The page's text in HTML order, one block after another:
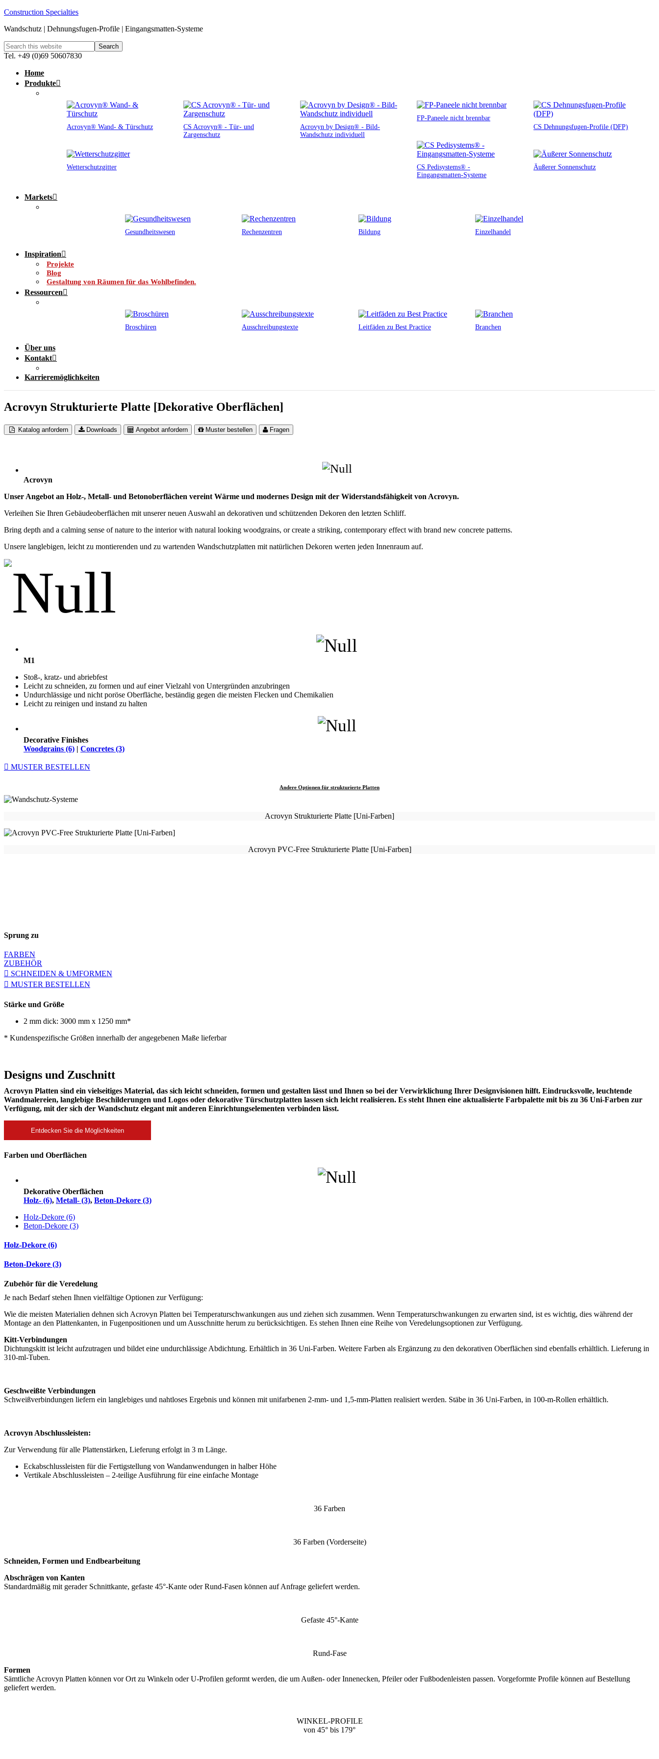
Construction Specialties
Wandschutz | Dehnungsfugen-Profile | Eingangsmatten-Systeme
Tel. +49 (0)69 50607830
Home
Produkte
Acrovyn® Wand- & Türschutz
CS Acrovyn® - Tür- und
Zargenschutz
Acrovyn by Design® - Bild-
Wandschutz individuell
FP-Paneele nicht brennbar
CS Dehnungsfugen-Profile (DFP)
CS Pedisystems® -
Eingangsmatten-Systeme
Wetterschutzgitter Äußerer Sonnenschutz
Markets
Gesundheitswesen Rechenzentren Bildung Einzelhandel
Inspiration
Projekte
Blog
Gestaltung von Räumen für das Wohlbefinden.
Ressourcen
Broschüren Ausschreibungstexte Leitfäden zu Best Practice Branchen
Über uns
Kontakt
Karrieremöglichkeiten
Acrovyn Strukturierte Platte [Dekorative Oberflächen]
Katalog anfordern Downloads Angebot anfordern Muster bestellen Fragen
Acrovyn
Unser Angebot an Holz-, Metall- und Betonoberflächen vereint Wärme und modernes Design mit der Widerstandsfähigkeit von Acrovyn.
Verleihen Sie Ihren Gebäudeoberflächen mit unserer neuen Auswahl an dekorativen und schützenden Dekoren den letzten Schliff.
Bring depth and a calming sense of nature to the interior with natural looking woodgrains, or create a striking, contemporary effect with brand new concrete patterns.
Unsere langlebigen, leicht zu montierenden und zu wartenden Wandschutzplatten mit natürlichen Dekoren werten jeden Innenraum auf.
M1
Stoß-, kratz- und abriebfest
Leicht zu schneiden, zu formen und auf einer Vielzahl von Untergründen anzubringen
Undurchlässige und nicht poröse Oberfläche, beständig gegen die meisten Flecken und Chemikalien
Leicht zu reinigen und instand zu halten
Decorative Finishes
Woodgrains (6) | Concretes (3)
MUSTER BESTELLEN
Andere Optionen für strukturierte Platten
Acrovyn Strukturierte Platte [Uni-Farben]
Acrovyn PVC-Free Strukturierte Platte [Uni-Farben]
Sprung zu
FARBEN
ZUBEHÖR
SCHNEIDEN & UMFORMEN
MUSTER BESTELLEN
Stärke und Größe
2 mm dick: 3000 mm x 1250 mm*
* Kundenspezifische Größen innerhalb der angegebenen Maße lieferbar
Designs und Zuschnitt
Acrovyn Platten sind ein vielseitiges Material, das sich leicht schneiden, formen und gestalten lässt und Ihnen so bei der Verwirklichung Ihrer Designvisionen hilft. Eindrucksvolle, leuchtende
Wandmalereien, langlebige Beschilderungen und Logos oder dekorative Türschutzplatten lassen sich leicht realisieren. Es steht Ihnen eine aktualisierte Farbpalette mit bis zu 36 Uni-Farben zur
Verfügung, mit der sich der Wandschutz elegant mit anderen Einrichtungselementen verbinden lässt.
Entdecken Sie die Möglichkeiten
Farben und Oberflächen
Dekorative Oberflächen
Holz- (6), Metall- (3), Beton-Dekore (3)
Holz-Dekore (6)
Beton-Dekore (3)
Holz-Dekore (6)
Beton-Dekore (3)
Zubehör für die Veredelung
Je nach Bedarf stehen Ihnen vielfältige Optionen zur Verfügung:
Wie die meisten Materialien dehnen sich Acrovyn Platten bei Temperaturschwankungen aus und ziehen sich zusammen. Wenn Temperaturschwankungen zu erwarten sind, ist es wichtig, dies während der
Montage an den Plattenkanten, in Fugenpositionen und um Ausschnitte herum zu berücksichtigen. Es stehen Ihnen eine Reihe von Veredelungsoptionen zur Verfügung.
Kitt-Verbindungen
Dichtungskitt ist leicht aufzutragen und bildet eine undurchlässige Abdichtung. Erhältlich in 36 Uni-Farben. Weitere Farben als Ergänzung zu den dekorativen Oberflächen sind ebenfalls erhältlich. Lieferung in
310-ml-Tuben.
Geschweißte Verbindungen
Schweißverbindungen liefern ein langlebiges und nahtloses Ergebnis und können mit unifarbenen 2-mm- und 1,5-mm-Platten realisiert werden. Stäbe in 36 Uni-Farben, in 100-m-Rollen erhältlich.
Acrovyn Abschlussleisten:
Zur Verwendung für alle Plattenstärken, Lieferung erfolgt in 3 m Länge.
Eckabschlussleisten für die Fertigstellung von Wandanwendungen in halber Höhe
Vertikale Abschlussleisten – 2-teilige Ausführung für eine einfache Montage
36 Farben
36 Farben (Vorderseite)
Schneiden, Formen und Endbearbeitung
Abschrägen von Kanten
Standardmäßig mit gerader Schnittkante, gefaste 45°-Kante oder Rund-Fasen können auf Anfrage geliefert werden.
Gefaste 45°-Kante
Rund-Fase
Formen
Sämtliche Acrovyn Platten können vor Ort zu Winkeln oder U-Profilen geformt werden, die um Außen- oder Innenecken, Pfeiler oder Fußbodenleisten passen. Vorgeformte Profile können auf Bestellung
geliefert werden.
WINKEL-PROFILE
von 45° bis 179°